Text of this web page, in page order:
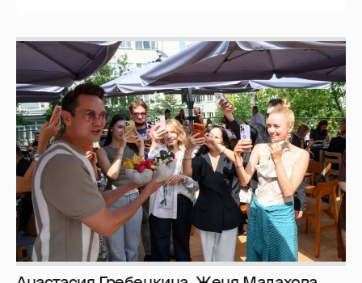
Анастасия Гребенкина, Женя Малахова,
Оксана Русланова и другие гости
фестиваля «Баланс вкуса и ритма»:
рассматриваем летние образы